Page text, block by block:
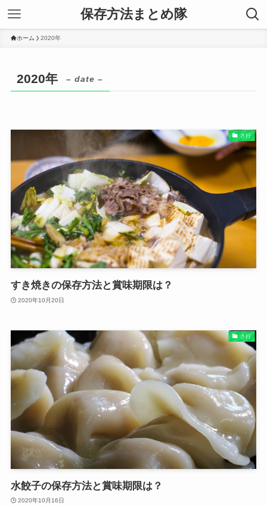
保存方法まとめ隊
ホーム 2020年
2020年 – date –
さ行
すき焼きの保存方法と賞味期限は？
2020年10月20日
さ行
水餃子の保存方法と賞味期限は？
2020年10月16日